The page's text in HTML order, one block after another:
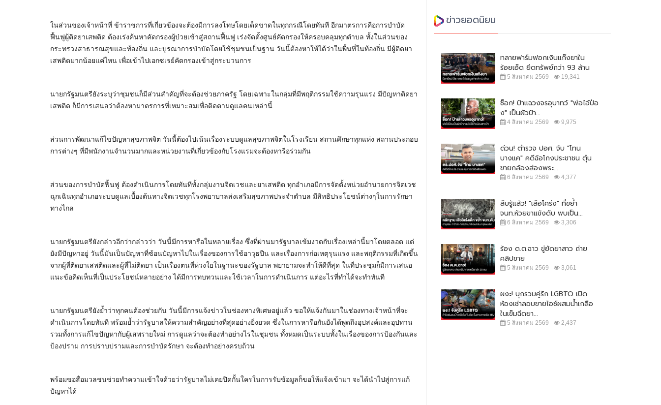
ในส่วนของเจ้าหน้าที่ ข้าราชการที่เกี่ยวข้องจะต้องมีการลงโทษโดยเด็ดขาดในทุกกรณีโดยทันที อีกมาตรการคือการบำบัด
ฟื้นฟูผู้ติดยาเสพติด ต้องเร่งค้นหาคัดกรองผู้ป่วยเข้าสู่สถานฟื้นฟู เร่งจัดตั้งศูนย์คัดกรองให้ครอบคลุมทุกตำบล ทั้งในส่วนของ
กระทรวงสาธารณสุขและท้องถิ่น และบูรณาการบำบัดโดยใช้ชุมชนเป็นฐาน วันนี้ต้องหาให้ได้ว่าในพื้นที่ในท้องถิ่น มีผู้ติดยา
เสพติดมากน้อยแค่ไหน เพื่อเข้าไปเอกซเรย์คัดกรองเข้าสู่กระบวนการ
นายกรัฐมนตรียังระบุว่าชุมชนก็มีส่วนสำคัญที่จะต้องช่วยภาครัฐ โดยเฉพาะในกลุ่มที่มีพฤติกรรมใช้ความรุนแรง มีปัญหาติดยา
เสพติด ก็มีการเสนอว่าต้องหามาตรการที่เหมาะสมเพื่อติดตามดูแลคนเหล่านี้
ส่วนการพัฒนาแก้ไขปัญหาสุขภาพจิต วันนี้ต้องไปเน้นเรื่องระบบดูแลสุขภาพจิตในโรงเรียน สถานศึกษาทุกแห่ง สถานประกอบ
การต่างๆ ที่มีพนักงานจำนวนมากและหน่วยงานที่เกี่ยวข้องกับโรงแรมจะต้องหารือร่วมกัน
ส่วนของการบำบัดฟื้นฟู ต้องดำเนินการโดยทันทีทั้งกลุ่มงานจิตเวชและยาเสพติด ทุกอำเภอมีการจัดตั้งหน่วยอำนวยการจิตเวช
ฉุกเฉินทุกอำเภอระบบดูแลเบื้องต้นทางจิตเวชทุกโรงพยาบาลส่งเสริมสุขภาพประจำตำบล มีสิทธิประโยชน์ต่างๆในการรักษา
ทางไกล
นายกรัฐมนตรียังกล่าวอีกว่ากล่าวว่า วันนี้มีการหารือในหลายเรื่อง ซึ่งที่ผ่านมารัฐบาลเข้มงวดกับเรื่องเหล่านี้มาโดยตลอด แต่
ยังมีปัญหาอยู่ วันนี้มันเป็นปัญหาที่ซ้อนปัญหาไปในเรื่องของการใช้อาวุธปืน และเรื่องการก่อเหตุรุนแรง และพฤติกรรมที่เกิดขึ้น
จากผู้ที่ติดยาเสพติดและผู้ที่ไม่ติดยา เป็นเรื่องตนที่ห่วงใยในฐานะของรัฐบาล พยายามจะทำให้ดีที่สุด ในที่ประชุมก็มีการเสนอ
แนะข้อคิดเห็นที่เป็นประโยชน์หลายอย่าง ได้มีการทบทวนและใช้เวลาในการดำเนินการ แต่อะไรที่ทำได้จะทำทันที
นายกรัฐมนตรียังย้ำว่าทุกคนต้องช่วยกัน วันนี้มีการแจ้งข่าวในช่องทางพิเศษอยู่แล้ว ขอให้แจ้งกันมาในช่องทางเจ้าหน้าที่จะ
ดำเนินการโดยทันที พร้อมย้ำว่ารัฐบาลให้ความสำคัญอย่างที่สุดอย่างยิ่งยวด ซึ่งในการหารือกันยังได้พูดถึงอุปสงค์และอุปทาน
รวมทั้งการแก้ไขปัญหากับผู้เสพรายใหม่ การดูแลว่าจะต้องทำอย่างไรในชุมชน ทั้งหมดเป็นระบบทั้งในเรื่องของการป้องกันและ
ป้องปราม การปราบปรามและการบำบัดรักษา จะต้องทำอย่างครบถ้วน
พร้อมขอสื่อมวลชนช่วยทำความเข้าใจด้วยว่ารัฐบาลไม่เคยปิดกั้นใครในการรับข้อมูลก็ขอให้แจ้งเข้ามา จะได้นำไปสู่การแก้
ปัญหาได้
ข่าวยอดนิยม
ทลายฟาร์มฟอกเงินแก๊งยาใน
ร้อยเอ็ด ยึดทรัพย์กว่า 93 ล้าน
5 สิงหาคม 2569 19,341
ช็อก! ป้าแฉวงจรอุบาทว์ "พ่อไอ้ป๋อ
ง" เป็นผัวป้า...
4 สิงหาคม 2569 9,975
ด่วน! ตำรวจ ปอศ. จับ "โทน
บางแค" คดีฉ้อโกงประชาชน ตุ๋น
ขายกล้องส่องพระ...
6 สิงหาคม 2569 4,377
สืบรู้แล้ว! "เสือโคร่ง" ที่ขย้ำ
จนท.ห้วยขาแข้งดับ พบเป็น...
6 สิงหาคม 2569 3,306
ร้อง ด.ต.ฉาว ขู่ยัดยาสาว ถ่าย
คลิปขาย
5 สิงหาคม 2569 3,061
ผงะ! บุกรวบคู่รัก LGBTQ เปิด
ห้องเช่าลอบขายไอซ์ผสมน้ำเกลือ
ในเข็มฉีดยา...
5 สิงหาคม 2569 2,437